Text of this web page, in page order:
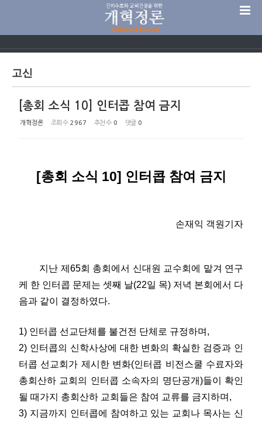
고신
[총회 소식 10] 인터콥 참여 금지
개혁정론 조회 수 2967 추천 수 0 댓글 0
[총회 소식 10] 인터콥 참여 금지
손재익 객원기자
지난 제65회 총회에서 신대원 교수회에 맡겨 연구
케 한 인터콥 문제는 셋째 날(22일 목) 저녁 본회에서 다
음과 같이 결정하였다.
1) 인터콥 선교단체를 불건전 단체로 규정하며,
2) 인터콥의 신학사상에 대한 변화의 확실한 검증과 인
터콥 선교회가 제시한 변화(인터콥 비전스쿨 수료자와
총회산하 교회의 인터콥 소속자의 명단공개)들이 확인
될 때가지 총회산하 교회들은 참여 교류를 금지하며,
3) 지금까지 인터콥에 참여하고 있는 교회나 목사는 신
Sketchbook5, 스케치북5
Sketchbook5, 스케치북5